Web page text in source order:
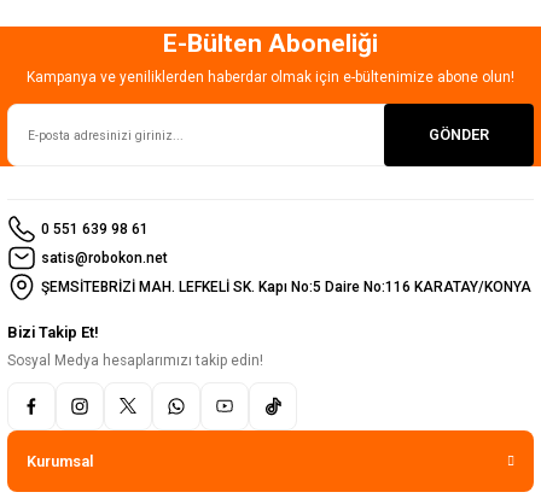
E-Bülten Aboneliği
Kampanya ve yeniliklerden haberdar olmak için e-bültenimize abone olun!
GÖNDER
0 551 639 98 61
satis@robokon.net
ŞEMSİTEBRİZİ MAH. LEFKELİ SK. Kapı No:5 Daire No:116 KARATAY/KONYA
Bizi Takip Et!
Sosyal Medya hesaplarımızı takip edin!
Kurumsal